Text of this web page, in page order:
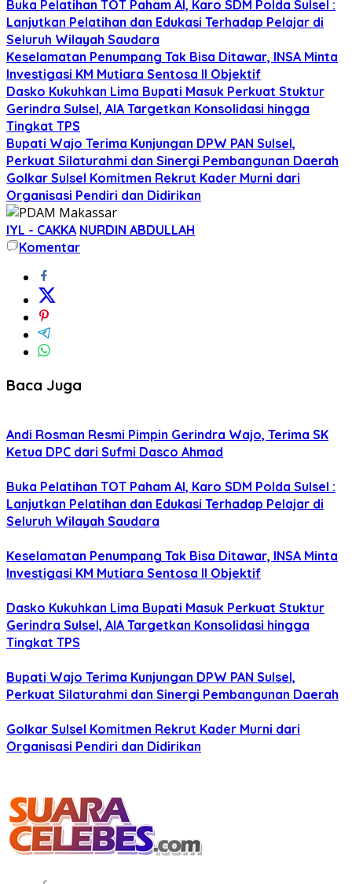
Buka Pelatihan TOT Paham AI, Karo SDM Polda Sulsel :
Lanjutkan Pelatihan dan Edukasi Terhadap Pelajar di
Seluruh Wilayah Saudara
Keselamatan Penumpang Tak Bisa Ditawar, INSA Minta
Investigasi KM Mutiara Sentosa II Objektif
Dasko Kukuhkan Lima Bupati Masuk Perkuat Stuktur
Gerindra Sulsel, AIA Targetkan Konsolidasi hingga
Tingkat TPS
Bupati Wajo Terima Kunjungan DPW PAN Sulsel,
Perkuat Silaturahmi dan Sinergi Pembangunan Daerah
Golkar Sulsel Komitmen Rekrut Kader Murni dari
Organisasi Pendiri dan Didirikan
IYL - CAKKA NURDIN ABDULLAH
Komentar
Baca Juga
Andi Rosman Resmi Pimpin Gerindra Wajo, Terima SK
Ketua DPC dari Sufmi Dasco Ahmad
Buka Pelatihan TOT Paham AI, Karo SDM Polda Sulsel :
Lanjutkan Pelatihan dan Edukasi Terhadap Pelajar di
Seluruh Wilayah Saudara
Keselamatan Penumpang Tak Bisa Ditawar, INSA Minta
Investigasi KM Mutiara Sentosa II Objektif
Dasko Kukuhkan Lima Bupati Masuk Perkuat Stuktur
Gerindra Sulsel, AIA Targetkan Konsolidasi hingga
Tingkat TPS
Bupati Wajo Terima Kunjungan DPW PAN Sulsel,
Perkuat Silaturahmi dan Sinergi Pembangunan Daerah
Golkar Sulsel Komitmen Rekrut Kader Murni dari
Organisasi Pendiri dan Didirikan